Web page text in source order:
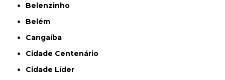
Belenzinho
Belém
Cangaíba
Cidade Centenário
Cidade Líder